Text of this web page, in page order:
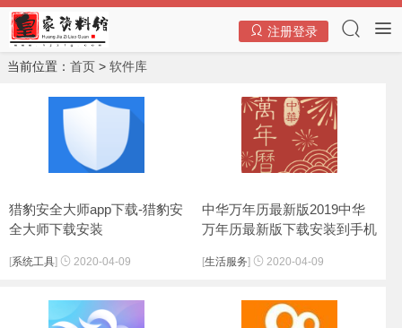
注册登录
当前位置： 首页 > 软件库
系统工具
猎豹安全大师app下载-猎豹安
全大师下载安装
[系统工具] 2020-04-09
生活服务
中华万年历最新版2019中华
万年历最新版下载安装到手机
[生活服务] 2020-04-09
生活服务
影音视听
影音视听
聊天交友
游戏下载
游戏下载
游戏下载
网络工具
网络工具
网络工具
网络工具
系统工具
系统工具
应用软件
系统工具
系统工具
系统工具
系统工具
下载工具
下载工具
下载工具
格式转换
格式转换